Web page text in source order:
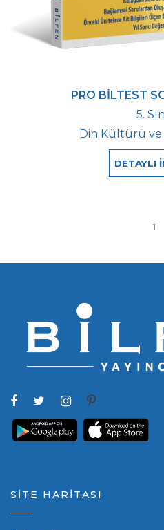
PRO BİLTEST
5.
Din Kültürü ve
DETAYLI
1
SİTE HARİTASI